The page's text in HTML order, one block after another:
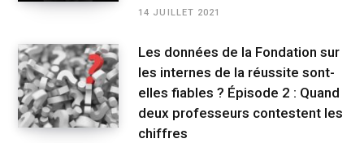
14 JUILLET 2021
Les données de la Fondation sur
les internes de la réussite sont-
elles fiables ? Épisode 2 : Quand
deux professeurs contestent les
chiffres